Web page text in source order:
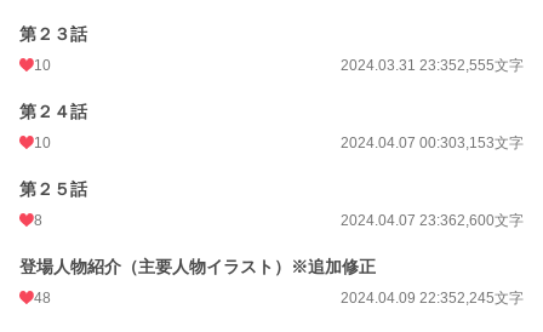
第２３話
10 2024.03.31 23:352,555文字
第２４話
10 2024.04.07 00:303,153文字
第２５話
8 2024.04.07 23:362,600文字
登場人物紹介（主要人物イラスト）※追加修正
48 2024.04.09 22:352,245文字